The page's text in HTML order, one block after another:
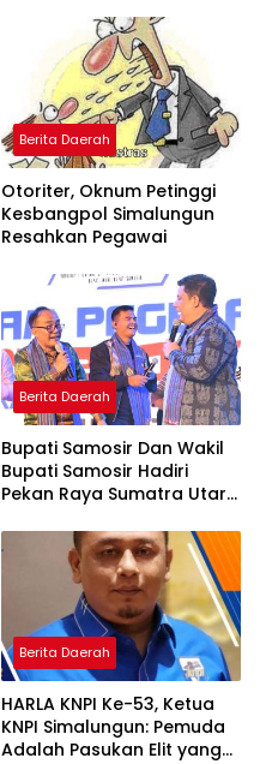
Berita Daerah
Otoriter, Oknum Petinggi
Kesbangpol Simalungun
Resahkan Pegawai
Berita Daerah
Bupati Samosir Dan Wakil
Bupati Samosir Hadiri
Pekan Raya Sumatra Utara
Berita Daerah
HARLA KNPI Ke-53, Ketua
KNPI Simalungun: Pemuda
Adalah Pasukan Elit yang